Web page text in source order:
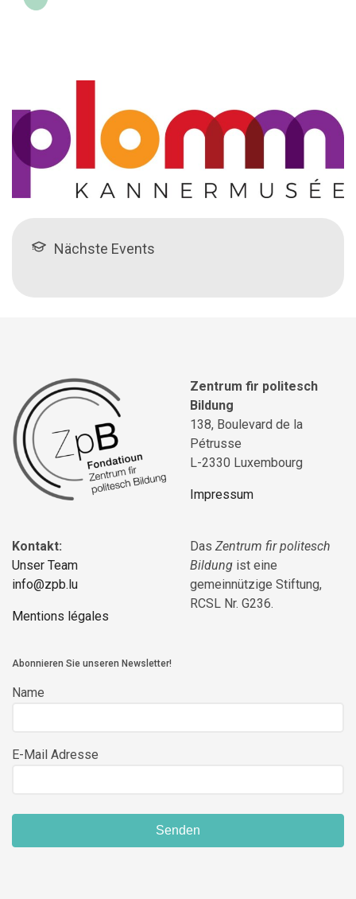
Nächste Events
Zentrum fir politesch
Bildung
138, Boulevard de la
Pétrusse
L-2330 Luxembourg
Impressum
Kontakt:
Unser Team
info@zpb.lu
Mentions légales
Das Zentrum fir politesch
Bildung ist eine
gemeinnützige Stiftung,
RCSL Nr. G236.
Abonnieren Sie unseren Newsletter!
Name
E-Mail Adresse
Senden